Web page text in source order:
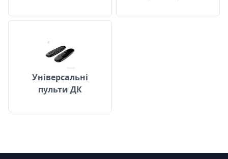
Універсальні
пульти ДК